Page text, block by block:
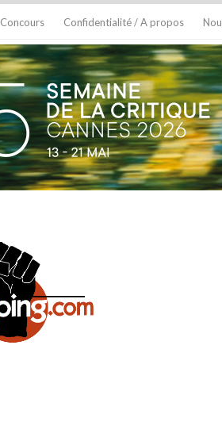
Concours Confidentialité / A propos